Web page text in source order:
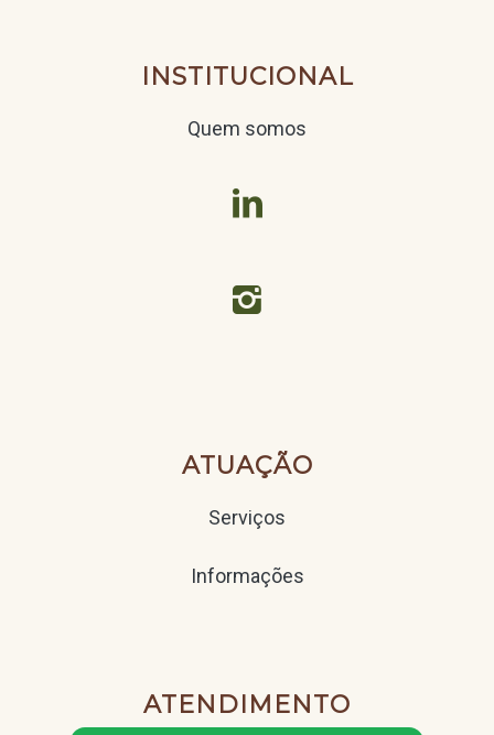
INSTITUCIONAL
Quem somos


ATUAÇÃO
Serviços
Informações
ATENDIMENTO